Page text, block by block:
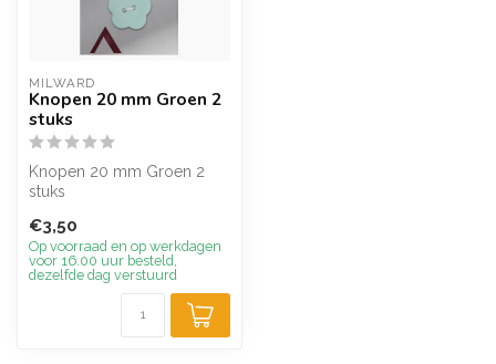
MILWARD
Knopen 20 mm Groen 2
stuks
Knopen 20 mm Groen 2
stuks
€3,50
Op voorraad en op werkdagen
voor 16.00 uur besteld,
dezelfde dag verstuurd